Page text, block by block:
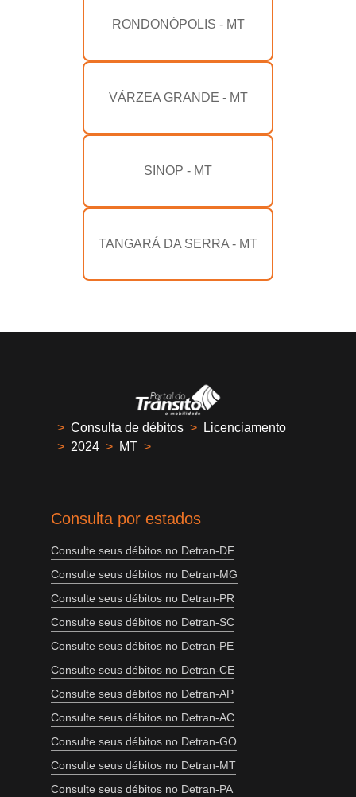
RONDONÓPOLIS - MT
VÁRZEA GRANDE - MT
SINOP - MT
TANGARÁ DA SERRA - MT
> Consulta de débitos >
Licenciamento
> 2024 > MT >
Consulta por estados
Consulte seus débitos no Detran-DF
Consulte seus débitos no Detran-MG
Consulte seus débitos no Detran-PR
Consulte seus débitos no Detran-SC
Consulte seus débitos no Detran-PE
Consulte seus débitos no Detran-CE
Consulte seus débitos no Detran-AP
Consulte seus débitos no Detran-AC
Consulte seus débitos no Detran-GO
Consulte seus débitos no Detran-MT
Consulte seus débitos no Detran-PA